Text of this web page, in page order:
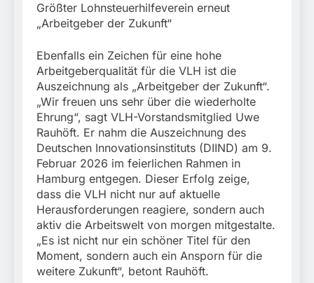
Größter Lohnsteuerhilfeverein erneut
„Arbeitgeber der Zukunft“
Ebenfalls ein Zeichen für eine hohe
Arbeitgeberqualität für die VLH ist die
Auszeichnung als „Arbeitgeber der Zukunft“.
„Wir freuen uns sehr über die wiederholte
Ehrung“, sagt VLH-Vorstandsmitglied Uwe
Rauhöft. Er nahm die Auszeichnung des
Deutschen Innovationsinstituts (DIIND) am 9.
Februar 2026 im feierlichen Rahmen in
Hamburg entgegen. Dieser Erfolg zeige,
dass die VLH nicht nur auf aktuelle
Herausforderungen reagiere, sondern auch
aktiv die Arbeitswelt von morgen mitgestalte.
„Es ist nicht nur ein schöner Titel für den
Moment, sondern auch ein Ansporn für die
weitere Zukunft“, betont Rauhöft.